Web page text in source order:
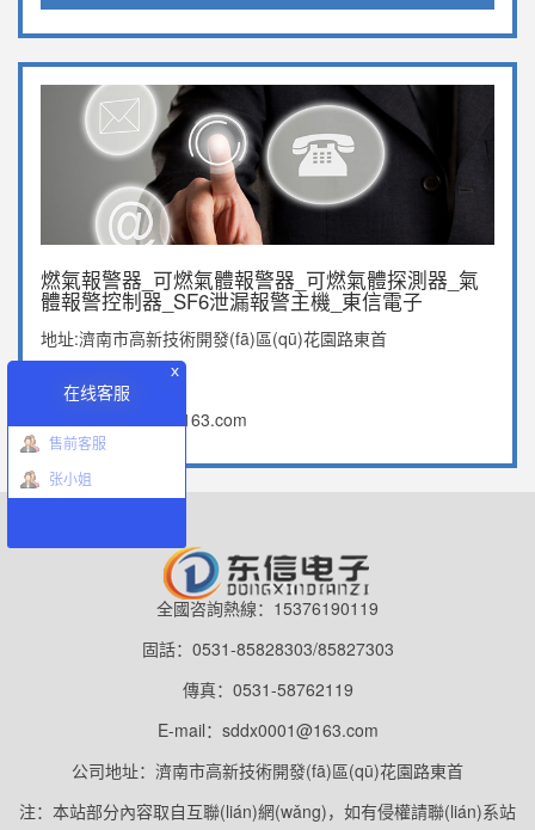
在线客服
x
售前客服
张小姐
燃氣報警器_可燃氣體報警器_可燃氣體探測器_氣
體報警控制器_SF6泄漏報警主機_東信電子
地址:濟南市高新技術開發(fā)區(qū)花園路東首
電話:15376190119
郵箱：sddx0001@163.com
全國咨詢熱線：15376190119
固話：0531-85828303/85827303
傳真：0531-58762119
E-mail：sddx0001@163.com
公司地址：濟南市高新技術開發(fā)區(qū)花園路東首
注：本站部分內容取自互聯(lián)網(wǎng)，如有侵權請聯(lián)系站